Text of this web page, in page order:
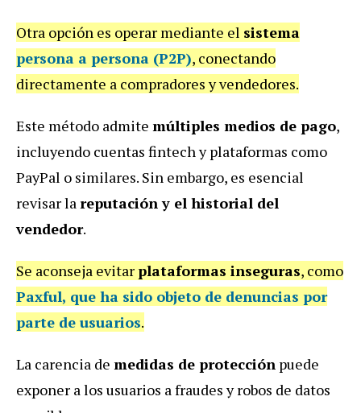
Otra opción es operar mediante el sistema
persona a persona (P2P), conectando
directamente a compradores y vendedores.
Este método admite múltiples medios de pago,
incluyendo cuentas fintech y plataformas como
PayPal o similares. Sin embargo, es esencial
revisar lareputación y el historial del
vendedor.
Se aconseja evitarplataformas inseguras, como
Paxful, que ha sido objeto de denuncias por
parte de usuarios.
La carencia de medidas de protección puede
exponer a los usuarios a fraudes y robos de datos